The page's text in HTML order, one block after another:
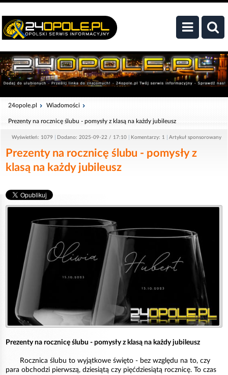
24opole.pl Wiadomości
Prezenty na rocznicę ślubu - pomysły z klasą na każdy jubileusz
Wyświetleń: 1079 Dodano: 2025-09-22 / 17:10 Komentarzy: 1 Artykuł sponsorowany
Prezenty na rocznicę ślubu - pomysły z
klasą na każdy jubileusz
Prezenty na rocznicę ślubu - pomysły z klasą na każdy jubileusz
Rocznica ślubu to wyjątkowe święto - bez względu na to, czy
para obchodzi pierwszą, dziesiątą czy pięćdziesiątą rocznicę. To czas